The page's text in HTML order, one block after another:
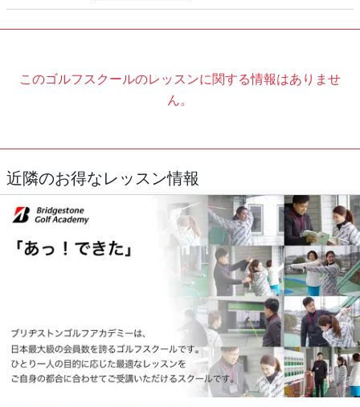
このゴルフスクールのレッスンに関する情報はありませ
ん。
近隣のお得なレッスン情報